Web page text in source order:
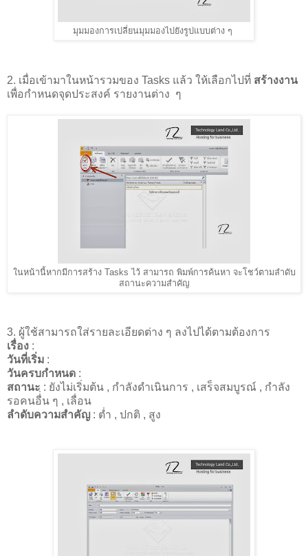
มุมมองการเปลี่ยนมุมมองไปยังรูปแบบต่าง ๆ
2. เมื่อเข้ามาในหน้ารวมของ Tasks แล้ว ให้เลือกไปที่ สร้างงาน
เพื่อกำหนดจุดประสงค์ รายงานต่าง ๆ
ในหน้านี้หากมีการสร้าง Tasks ไว้ สามารถ พิมพ์การค้นหา จะโชว์ตามลำดับ
สถานะความสำคัญ
3. ผู้ใช้สามารถใส่รายละเอียดต่าง ๆ ลงไปได้ตามต้องการ
เรื่อง :
วันที่เริ่ม :
วันครบกำหนด :
สถานะ : ยังไม่เริ่มต้น , กำลังดำเนินการ , เสร็จสมบูรณ์ , กำลัง
รอคนอื่่น ๆ , เลื่อน
ลำดับความสำคัญ: ต่ำ , ปกติ , สูง